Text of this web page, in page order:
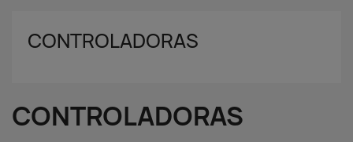
CONTROLADORAS
CONTROLADORAS